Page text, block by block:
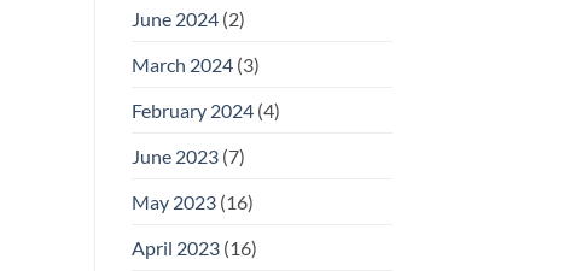
June 2024(2)
March 2024(3)
February 2024(4)
June 2023(7)
May 2023(16)
April 2023(16)